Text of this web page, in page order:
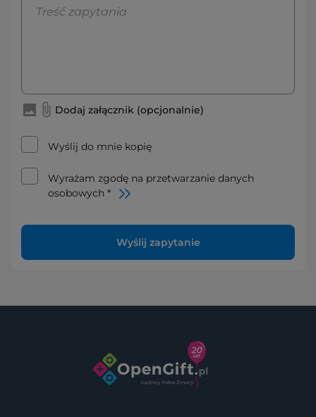
Dodaj załącznik (opcjonalnie)
Wyślij do mnie kopię
Wyrażam zgodę na przetwarzanie danych
osobowych *
Wyślij zapytanie